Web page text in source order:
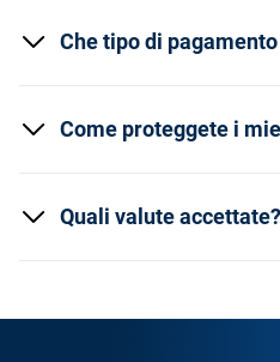
Che tipo di
Come proteggete i
Quali valute accettate?